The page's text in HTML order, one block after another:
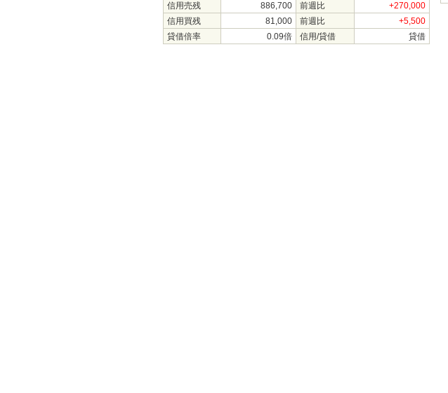
信用売残
886,700 前週比
+270,000
信用買残
81,000 前週比
+5,500
貸借倍率
0.09倍 信用/貸借 貸借